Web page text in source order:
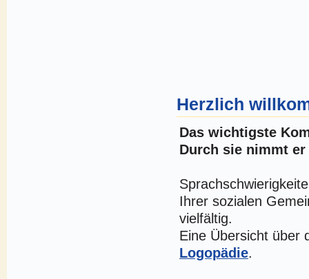
Herzlich
Das wichtigste
Durch sie nimmt
Ihrer sozialen
vielfältig.
Eine Übersicht über
Logopädie.